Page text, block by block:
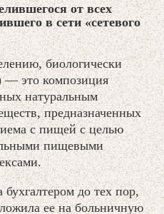
от всех
в сети «сетевого
биологически
— это композиция
натуральным
предназначенных
с пищей с целью
пищевыми
до тех пор,
ее на больничную